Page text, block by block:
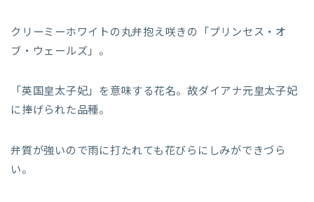
クリーミーホワイトの丸弁抱え咲きの「プリンセス・オ
ブ・ウェールズ」。
「英国皇太子妃」を意味する花名。故ダイアナ元皇太子妃
に捧げられた品種。
弁質が強いので雨に打たれても花びらにしみができづら
い。